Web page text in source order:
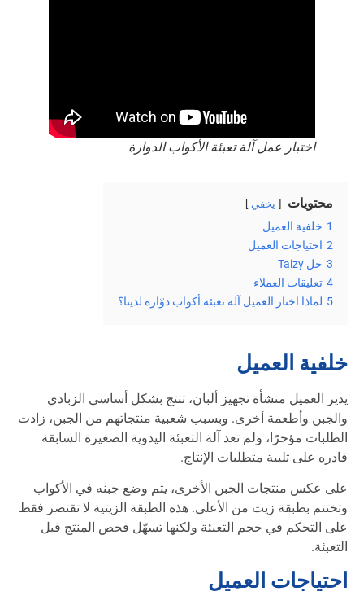
اختبار عمل آلة تعبئة الأكواب الدوارة
محتويات يخفي
1 خلفية العميل
2 احتياجات العميل
3 حل Taizy
4 تعليقات العملاء
5 لماذا اختار العميل آلة تعبئة أكواب دوّارة لدينا؟
خلفية العميل
يدير العميل منشأة تجهيز ألبان، تنتج بشكل أساسي الزبادي
والجبن وأطعمة أخرى. وبسبب شعبية منتجاتهم من الجبن، زادت
الطلبات مؤخرًا، ولم تعد آلة التعبئة اليدوية الصغيرة السابقة
قادره على تلبية متطلبات الإنتاج.
على عكس منتجات الجبن الأخرى، يتم وضع جبنه في الأكواب
وتختتم بطبقة زيت من الأعلى. هذه الطبقة الزيتية لا تقتصر فقط
على التحكم في حجم التعبئة ولكنها تسهّل فحص المنتج قبل
التعبئة.
احتياجات العميل